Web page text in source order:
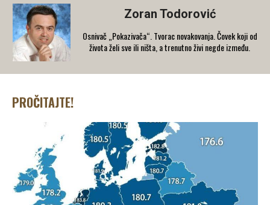
Zoran Todorović
Osnivač „Pokazivača“. Tvorac novakovanja. Čovek koji od
života želi sve ili ništa, a trenutno živi negde između.
PROČITAJTE!